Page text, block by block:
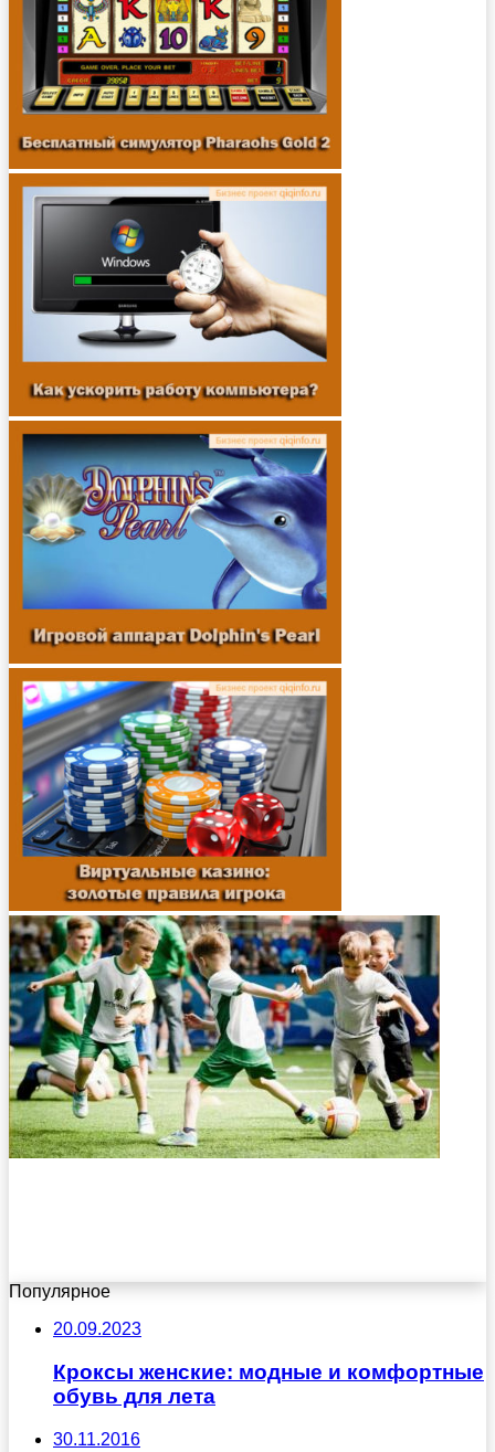
Популярное
20.09.2023
Кроксы женские: модные и комфортные
обувь для лета
30.11.2016